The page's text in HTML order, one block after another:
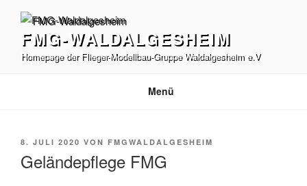
Inhalt
springenFMG-WALDALGESHEIM
Homepage der Flieger-Modellbau-Gruppe Waldalgesheim e.V
Menü
VERÖFFENTLICHT
8. JULI 2020 VON FMGWALDALGESHEIM
Geländepflege FMG